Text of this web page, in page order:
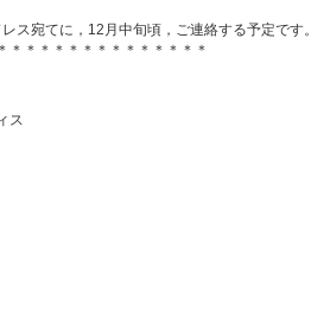
ス宛てに，12月中旬頃，ご連絡する予定です。
＊＊＊＊＊＊＊＊＊＊＊＊＊＊
ス